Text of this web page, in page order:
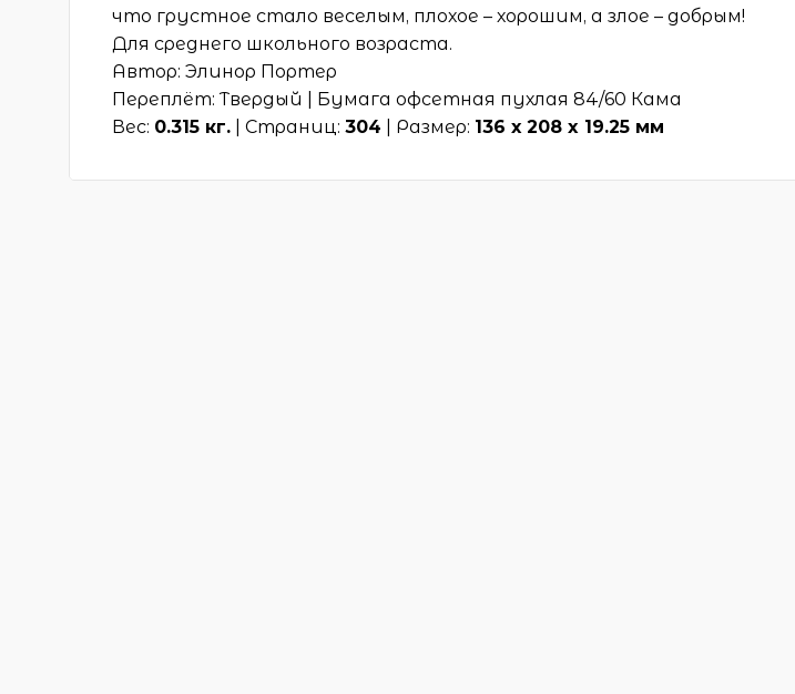
что грустное стало веселым, плохое – хорошим, а злое – добрым!
Для среднего школьного возраста.
Автор: Элинор Портер
Переплёт: Твердый | Бумага офсетная пухлая 84/60 Кама
Вес: 0.315 кг. | Страниц:304 | Размер: 136 х 208 x 19.25 мм